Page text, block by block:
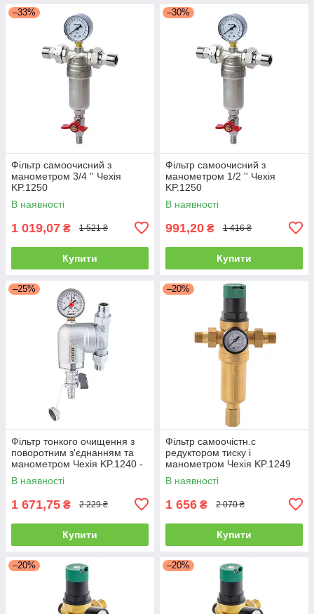
–33%
Фільтр самоочисний з
манометром 3/4 '' Чехія
KP.1250
В наявності
1 019,07 ₴ 1 521 ₴
Купити
–30%
Фільтр самоочисний з
манометром 1/2 '' Чехія
KP.1250
В наявності
991,20 ₴ 1 416 ₴
Купити
–25%
Фільтр тонкого очищення з
поворотним з'єднанням та
манометром Чехія KP.1240 -
1/2"
В наявності
1 671,75 ₴ 2 229 ₴
Купити
–20%
Фільтр самоочістн.с
редуктором тиску і
манометром Чехія KP.1249
1/2" НР
В наявності
1 656 ₴ 2 070 ₴
Купити
–20% –20%